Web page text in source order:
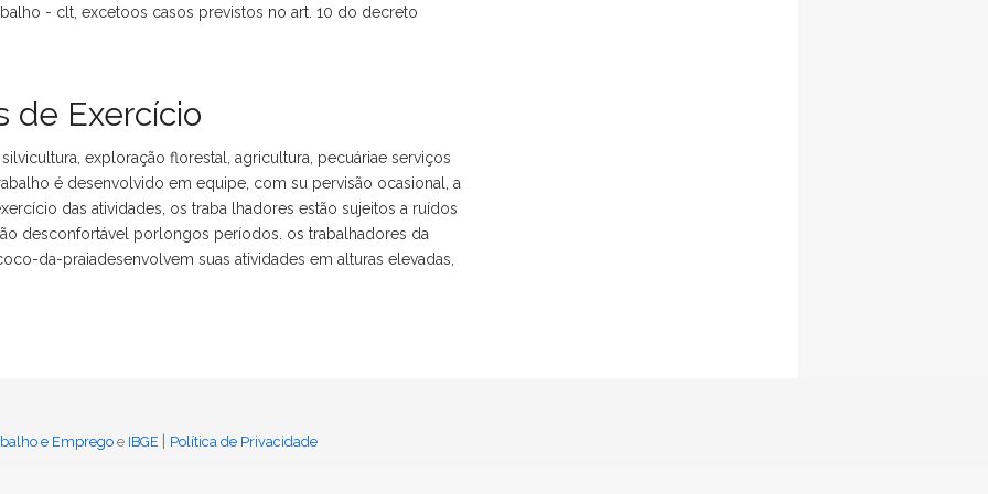
- clt, excetoos casos previstos no art. 10 do decreto
de Exercício
exploração florestal, agricultura, pecuáriae serviços
é desenvolvido em equipe, com su pervisão ocasional, a
das atividades, os traba lhadores estão sujeitos a ruídos
desconfortável porlongos períodos. os trabalhadores da
da-praiadesenvolvem suas atividades em alturas elevadas,
e Emprego e IBGE | Política de Privacidade